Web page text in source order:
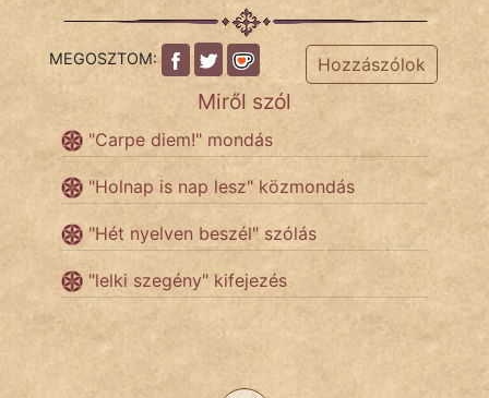
TÖRTÉNELEM
Népszerű szerzőink:
cinege
fantom
Hunor
Jób Gedeon
MEGOSZTOM: Hozzászólok
Miről szól
"Carpe diem!" mondás
"Holnap is nap lesz" közmondás
"Hét nyelven beszél" szólás
"lelki szegény" kifejezés